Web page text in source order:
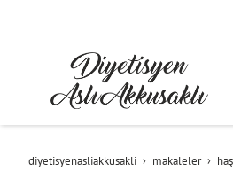
diyetisyenasliakkusakli makaleler